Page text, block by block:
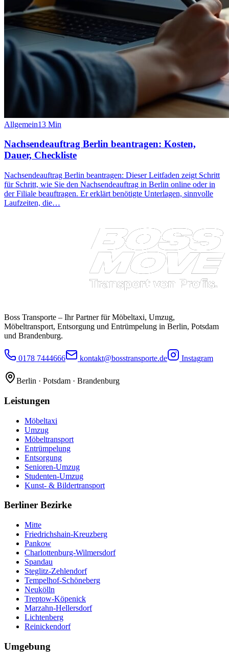
Allgemein13 Min
Nachsendeauftrag Berlin beantragen: Kosten,
Dauer, Checkliste
Nachsendeauftrag Berlin beantragen: Dieser Leitfaden zeigt Schritt
für Schritt, wie Sie den Nachsendeauftrag in Berlin online oder in
der Filiale beauftragen. Er erklärt benötigte Unterlagen, sinnvolle
Laufzeiten, die…
Boss Transporte – Ihr Partner für Möbeltaxi, Umzug,
Möbeltransport, Entsorgung und Entrümpelung in Berlin, Potsdam
und Brandenburg.
0178 7444666 kontakt@bosstransporte.de Instagram
Berlin · Potsdam · Brandenburg
Leistungen
Möbeltaxi
Umzug
Möbeltransport
Entrümpelung
Entsorgung
Senioren-Umzug
Studenten-Umzug
Kunst- & Bildertransport
Berliner Bezirke
Mitte
Friedrichshain-Kreuzberg
Pankow
Charlottenburg-Wilmersdorf
Spandau
Steglitz-Zehlendorf
Tempelhof-Schöneberg
Neukölln
Treptow-Köpenick
Marzahn-Hellersdorf
Lichtenberg
Reinickendorf
Umgebung